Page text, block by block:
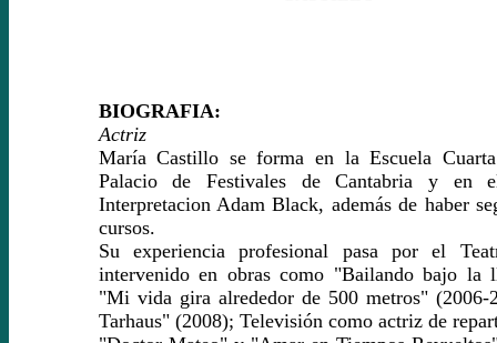
BIOGRAFIA:
Actriz
María Castillo se forma en la Escuela
Palacio de Festivales de Cantabria y en
Interpretacion Adam Black, además de haber
cursos.
Su experiencia profesional pasa por el
intervenido en obras como "Bailando bajo la
"Mi vida gira alrededor de 500 metros" (2006-
Tarhaus" (2008); Televisión como actriz de